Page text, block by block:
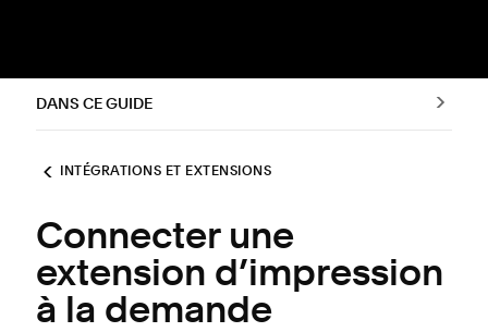
DANS CE GUIDE
INTÉGRATIONS ET EXTENSIONS
Connecter une
extension d’impression
à la demande